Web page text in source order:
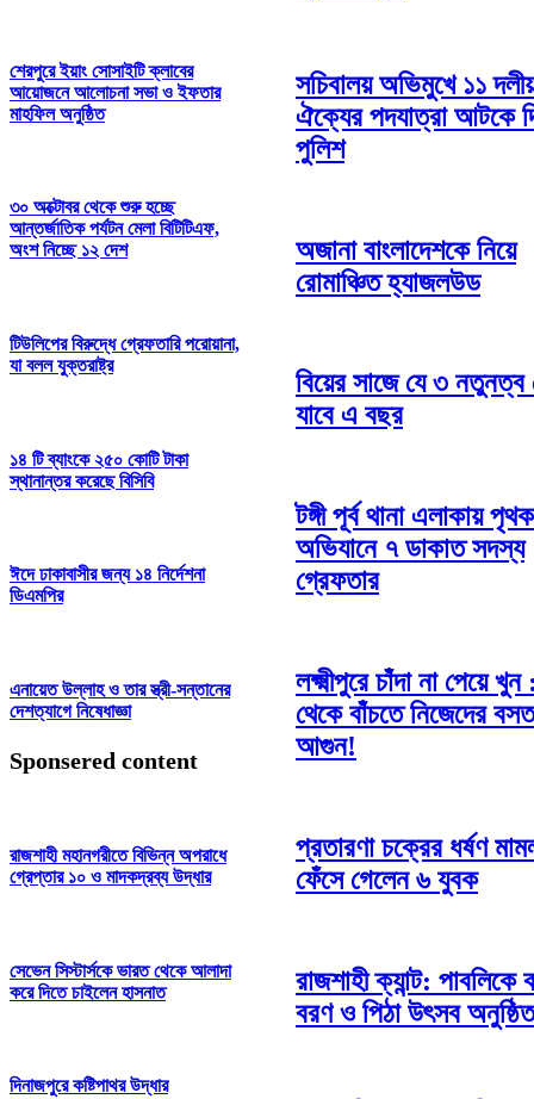
শেরপুরে ইয়াং সোসাইটি ক্লাবের
আয়োজনে আলোচনা সভা ও ইফতার
মাহফিল অনুষ্ঠিত
৩০ অক্টোবর থেকে শুরু হচ্ছে
আন্তর্জাতিক পর্যটন মেলা বিটিটিএফ,
অংশ নিচ্ছে ১২ দেশ
টিউলিপের বিরুদ্ধে গ্রেফতারি পরোয়ানা,
যা বলল যুক্তরাষ্ট্র
১৪ টি ব্যাংকে ২৫০ কোটি টাকা
স্থানান্তর করেছে বিসিবি
ঈদে ঢাকাবাসীর জন্য ১৪ নির্দেশনা
ডিএমপির
এনায়েত উল্লাহ ও তার স্ত্রী-সন্তানের
দেশত্যাগে নিষেধাজ্ঞা
Sponsered content
রাজশাহী মহানগরীতে বিভিন্ন অপরাধে
গ্রেপ্তার ১০ ও মাদকদ্রব্য উদ্ধার
সেভেন সিস্টার্সকে ভারত থেকে আলাদা
করে দিতে চাইলেন হাসনাত
দিনাজপুরে কষ্টিপাথর উদ্ধার
সচিবালয় অভিমুখে ১১
ঐক্যের পদযাত্রা আটকে
পুলিশ
অজানা বাংলাদেশকে নিয়ে
রোমাঞ্চিত হ্যাজলউড
বিয়ের সাজে যে ৩ নতুনত্ব
যাবে এ বছর
টঙ্গী পূর্ব থানা এলাকায় পৃথক
অভিযানে ৭ ডাকাত সদস্য
গ্রেফতার
লক্ষ্মীপুরে চাঁদা না পেয়ে
থেকে বাঁচতে নিজেদের
আগুন!
প্রতারণা চক্রের ধর্ষণ
ফেঁসে গেলেন ৬ যুবক
রাজশাহী ক্যান্ট: পাবলিকে
বরণ ও পিঠা উৎসব অনুষ্ঠিত